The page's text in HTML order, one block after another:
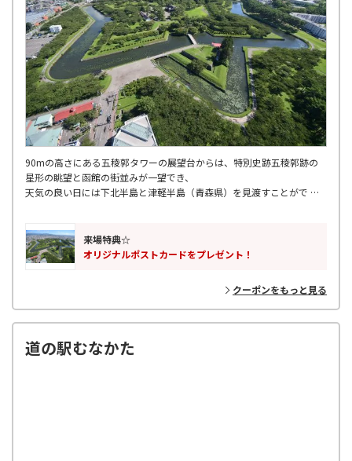
90mの高さにある五稜郭タワーの展望台からは、特別史跡五稜郭跡の
星形の眺望と函館の街並みが一望でき、
天気の良い日には下北半島と津軽半島（青森県）を見渡すことがで き
ことも出来ます。来場特典☆
オリジナルポストカードをプレゼント！
クーポンをもっと見る
道の駅むなかた